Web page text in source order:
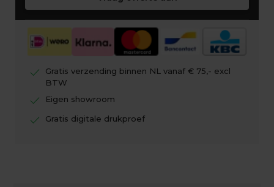
check
Gratis verzending binnen NL vanaf € 75,- excl
BTW
check Eigen showroom
check Gratis digitale drukproef